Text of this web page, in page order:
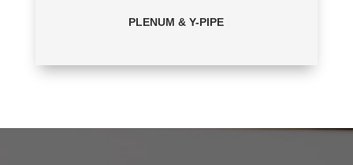
PLENUM & Y-PIPE